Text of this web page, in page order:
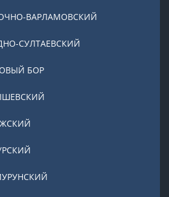
ВАРЛАМОВСКИЙ
СУЛТАЕВСКИЙ
БОР